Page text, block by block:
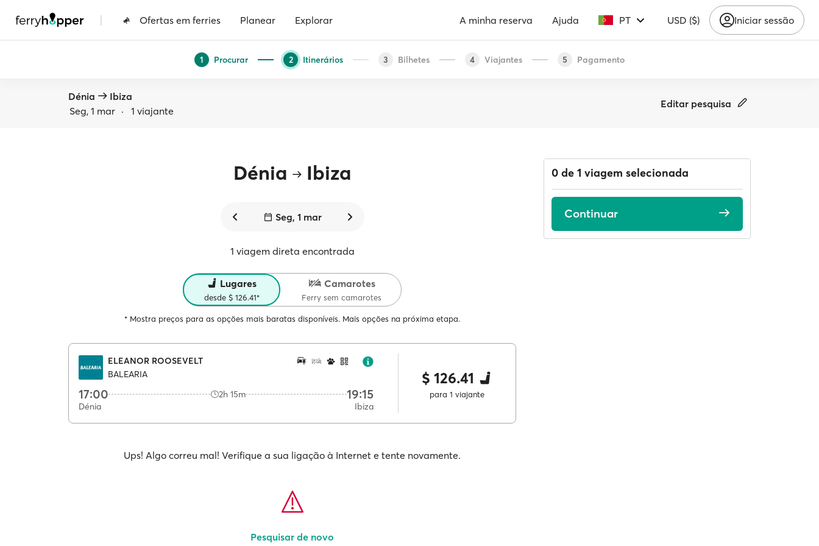
| Ofertas em ferries Planear Explorar A minha reserva Ajuda PT USD ($) Iniciar sessão
1 Procurar 2 Itinerários 3 Bilhetes 4 Viajantes 5 Pagamento
Dénia
Ibiza
Seg, 1 mar · 1 viajante
Editar pesquisa
Dénia Ibiza
Seg, 1 mar
1 viagem direta encontrada
Lugares
desde $ 126.41*
Camarotes
Ferry sem camarotes
* Mostra preços para as opções mais baratas disponíveis. Mais opções na próxima etapa.
ELEANOR ROOSEVELT
BALEARIA
17:00 2h 15m 19:15
Dénia Ibiza
$ 126.41
para 1 viajante
Ups! Algo correu mal! Verifique a sua ligação à Internet e tente novamente.
Pesquisar de novo
0 de 1 viagem selecionada
Continuar